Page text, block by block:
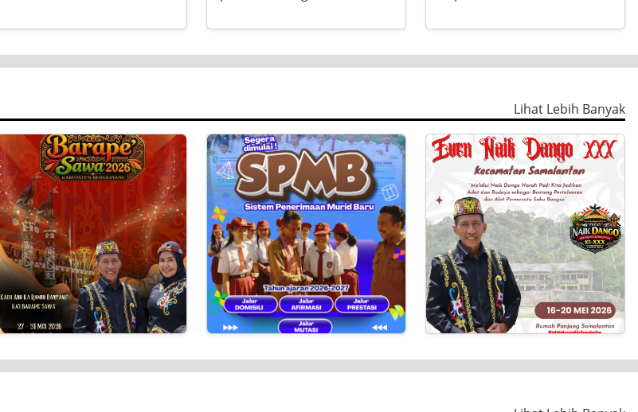
Lanjutkan PHTC Presiden, 16 Sekolah di Bengkayang Terima Revitalisasi Rp 14,5 Miliar pada 2026
Sekolah di Bengkayang
Terima Rev...
30 Murid Terpilih Wakili Kabupaten Bengkayang pada OSN Tingkat Provinsi Tahun 2026
Kabupaten Bengkayang
pada OSN Tingk...
Suntikan Energi Baru Dunia Pendidikan Bengkayang: Bupati Kukuhkan Dewan Pendidikan Dan Lantik 34 Kepala Sekolah
#Pengukuhan Dewan
Pendidikan #Pelantikan
Kepala Sekolah
Lihat Lebih Banyak